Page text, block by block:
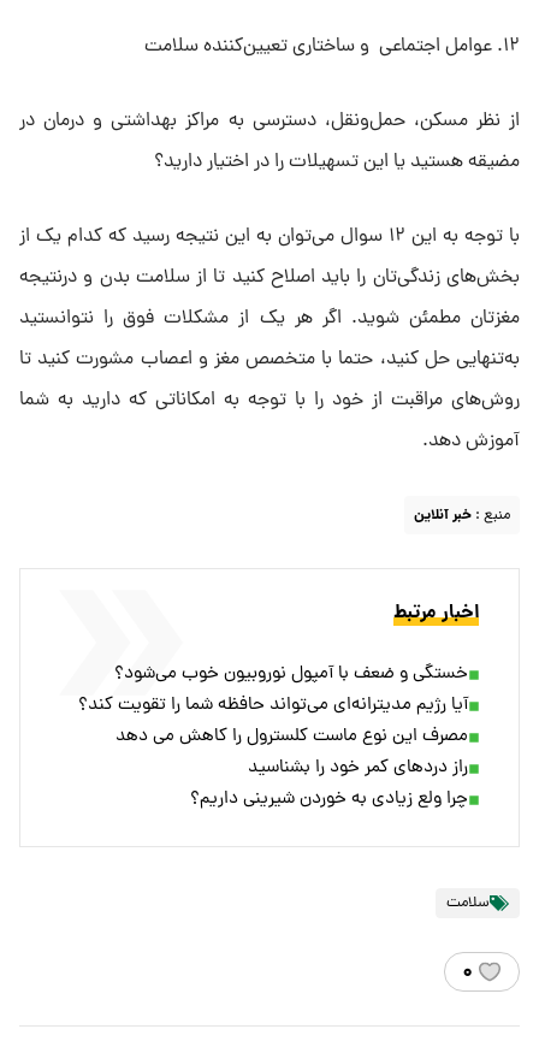
۱۲. عوامل اجتماعی و ساختاری تعیین‌کننده سلامت
از نظر مسکن، حمل‌ونقل، دسترسی به مراکز بهداشتی و درمان در
مضیقه هستید یا این تسهیلات را در اختیار دارید؟
با توجه به این ۱۲ سوال می‌توان به این نتیجه رسید که کدام یک از
بخش‌های زندگی‌تان را باید اصلاح کنید تا از سلامت بدن و درنتیجه
مغزتان مطمئن شوید. اگر هر یک از مشکلات فوق را نتوانستید
به‌تنهایی حل کنید، حتما با متخصص مغز و اعصاب مشورت کنید تا
روش‌های مراقبت از خود را با توجه به امکاناتی که دارید به شما
آموزش دهد.
منبع : خبر آنلاین
اخبار مرتبط
خستگی و ضعف با آمپول نوروبیون خوب می‌شود؟
آیا رژیم مدیترانه‌ای می‌تواند حافظه شما را تقویت کند؟
مصرف این نوع ماست کلسترول را کاهش می دهد
راز دردهای کمر خود را بشناسید
چرا ولع زیادی به خوردن شیرینی داریم؟
سلامت
۰